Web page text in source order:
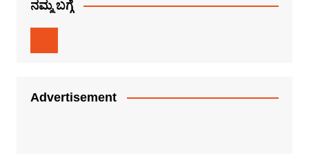
ನಮ್ಮ ಬಗ್ಗೆ
Advertisement